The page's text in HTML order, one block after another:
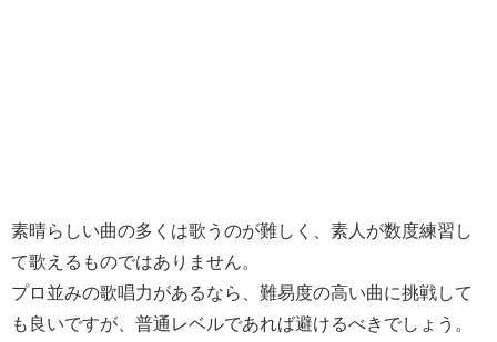
素晴らしい曲の多くは歌うのが難しく、素人が数度練習し
て歌えるものではありません。
プロ並みの歌唱力があるなら、難易度の高い曲に挑戦して
も良いですが、普通レベルであれば避けるべきでしょう。